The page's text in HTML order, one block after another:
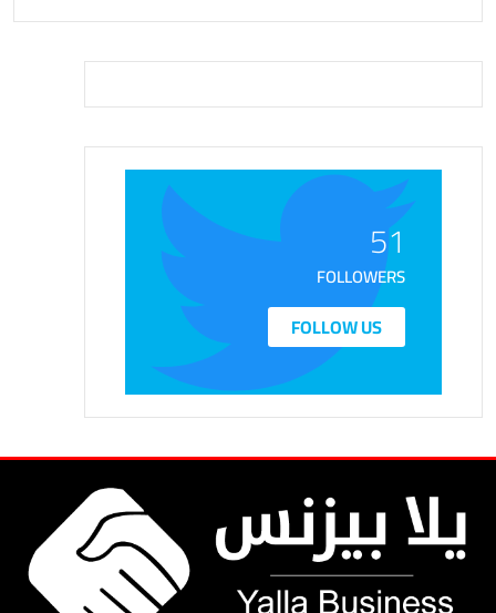
51
FOLLOWERS
FOLLOW US